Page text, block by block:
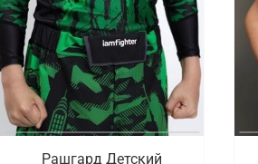
Рашгард Детский